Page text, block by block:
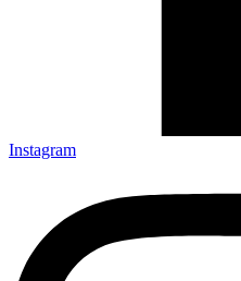
Instagram